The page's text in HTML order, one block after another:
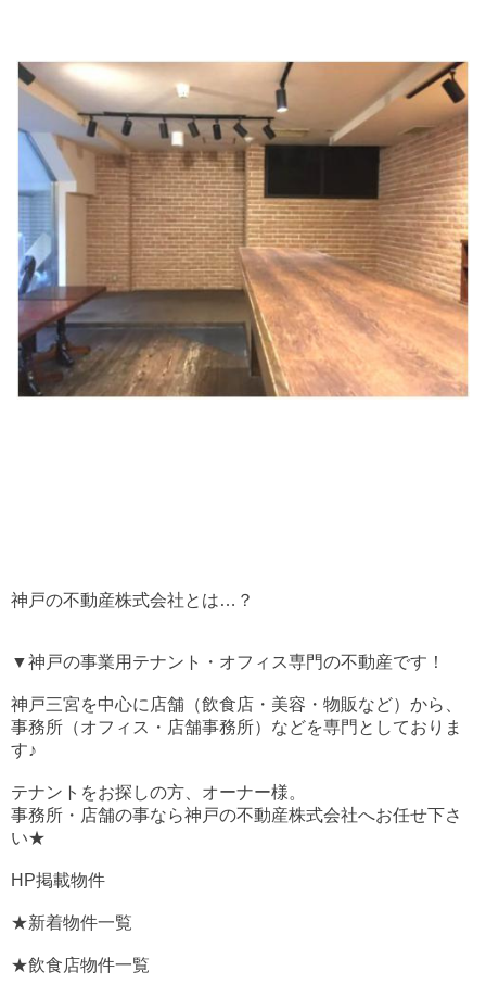
神戸の不動産株式会社とは…？
▼神戸の事業用テナント・オフィス専門の不動産です！
神戸三宮を中心に店舗（飲食店・美容・物販など）から、
事務所（オフィス・店舗事務所）などを専門としておりま
す♪
テナントをお探しの方、オーナー様。
事務所・店舗の事なら神戸の不動産株式会社へお任せ下さ
い★
HP掲載物件
★新着物件一覧
★飲食店物件一覧